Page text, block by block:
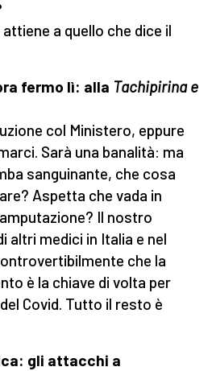
attiene a quello che dice il
fermo lì: alla Tachipirina e
col Ministero, eppure
Sarà una banalità: ma
sanguinante, che cosa
Aspetta che vada in
Il nostro
altri medici in Italia e nel
che la
è la chiave di volta per
Covid. Tutto il resto è
gli attacchi a